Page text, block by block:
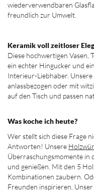
wiederverwendbaren
freundlich zur Umwelt.
Keramik voll zeitloser
Diese hochwertigen Vasen,
ein echter Hingucker und
Interieur-Liebhaber. Unsere
anlassbezogen oder mit
auf den Tisch und passen
Was koche ich heute?
Wer stellt sich diese Frage
Antworten! Unsere
Überraschungsmomente in
und genießen. Mit den 5
Kombinationen zaubern.
Freunden inspirieren. Unser